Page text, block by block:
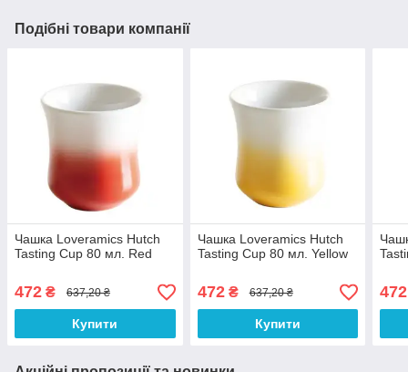
Подібні товари компанії
Чашка Loveramics Hutch
Tasting Cup 80 мл. Red
472 ₴ 637,20 ₴
Купити
Чашка Loveramics Hutch
Tasting Cup 80 мл. Yellow
472₴ 637,20 ₴
Купити
472